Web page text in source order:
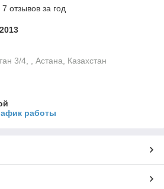
отзывов за год
3/4, , Астана, Казахстан
работы